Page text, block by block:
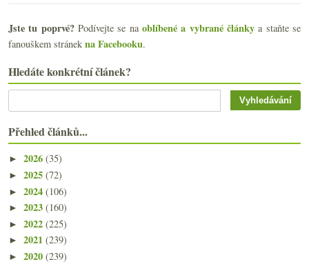
Jste tu poprvé?Podívejte se naoblíbené a vybrané články a staňte se
fanouškem stránek na Facebooku.
Hledáte konkrétní článek?
Přehled článků...
► 2026 (35)
► 2025 (72)
► 2024 (106)
► 2023 (160)
► 2022 (225)
► 2021 (239)
► 2020 (239)